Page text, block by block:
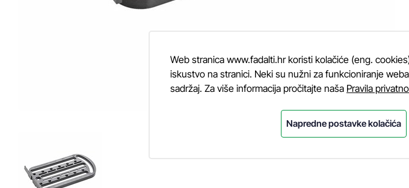
Web stranica www.fadalti.hr koristi kolačiće (eng.
iskustvo na stranici. Neki su nužni za funkcioniranje
sadržaj. Za više informacija pročitajte naša Pravila
Napredne postavke kolačića